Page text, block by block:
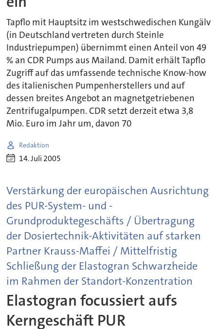
Tapflo mit Hauptsitz im westschwedischen Kungälv
(in Deutschland vertreten durch Steinle
Industriepumpen) übernimmt einen Anteil von 49
% an CDR Pumps aus Mailand. Damit erhält Tapflo
Zugriff auf das umfassende technische Know-how
des italienischen Pumpenherstellers und auf
dessen breites Angebot an magnetgetriebenen
Zentrifugalpumpen. CDR setzt derzeit etwa 3,8
Mio. Euro im Jahr um, davon 70
Redaktion
14. Juli 2005
Verstärkung der europäischen Ausrichtung
des PUR-System- und -
Grundproduktegeschäfts / Übertragung
der Dosiertechnik-Aktivitäten auf starken
Partner Krauss-Maffei / Mittelfristig
Schließung der Elastogran Schwarzheide
im Rahmen der Standort-Konzentration
Elastogran focussiert aufs
Kerngeschäft PUR